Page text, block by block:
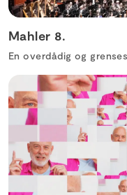
Mahler 8.
En overdådig og